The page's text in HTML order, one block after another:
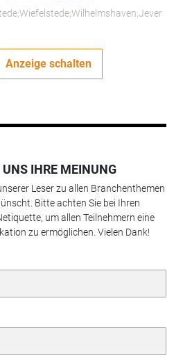
Anzeige schalten
UNS IHRE MEINUNG
Leser zu allen Branchenthemen
Bitte achten Sie bei Ihren
um allen Teilnehmern eine
zu ermöglichen. Vielen Dank!